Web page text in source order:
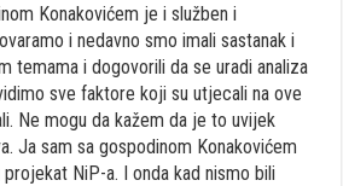
Konakovićem je i služben i
i nedavno smo imali sastanak i
temama i dogovorili da se uradi analiza
sve faktore koji su utjecali na ove
Ne mogu da kažem da je to uvijek
Ja sam sa gospodinom Konakovićem
NiP-a. I onda kad nismo bili